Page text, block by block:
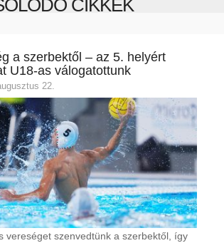
CIKKEK
a szerbektől – az 5. helyért
U18-as válogatottunk
22.
vereséget szenvedtünk a szerbektől, így